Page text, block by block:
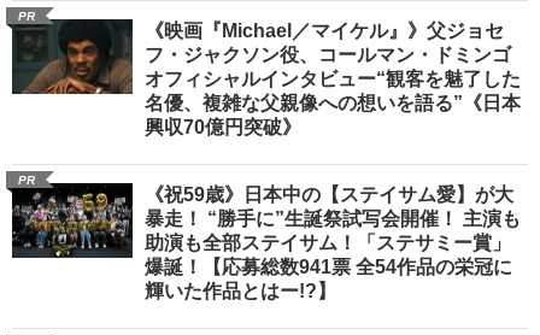
PR
《映画『Michael／マイケル』》父ジョセ
フ・ジャクソン役、コールマン・ドミンゴ
オフィシャルインタビュー“観客を魅了した
名優、複雑な父親像への想いを語る”《日本
興収70億円突破》
PR
《祝59歳》日本中の【ステイサム愛】が大
暴走！ “勝手に”生誕祭試写会開催！ 主演も
助演も全部ステイサム！「ステサミー賞」
爆誕！【応募総数941票 全54作品の栄冠に
輝いた作品とはー!?】